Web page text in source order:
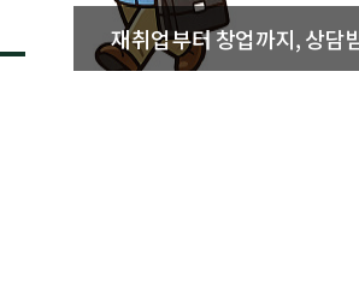
재취업부터 창업까지, 상담